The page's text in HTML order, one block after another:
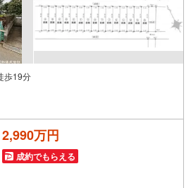
歩19分
2,990万円
成約でもらえる